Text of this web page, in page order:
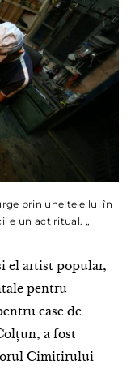
prin uneltele lui în
e un act ritual. „
el artist popular,
pentru
case de
a fost
Cimitirului